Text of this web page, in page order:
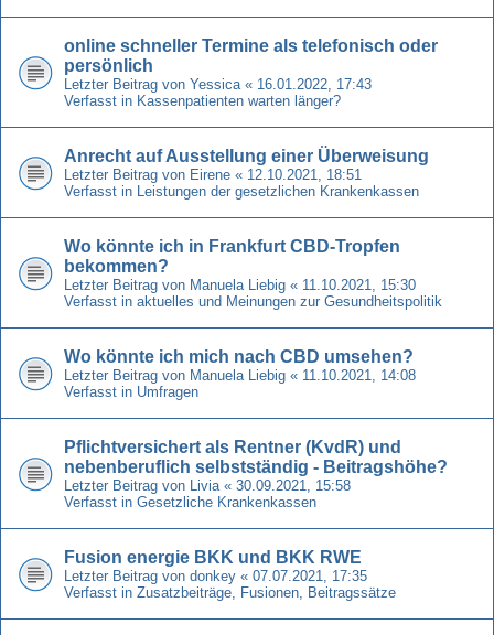
online schneller Termine als telefonisch oder
persönlich
Letzter Beitrag von Yessica « 16.01.2022, 17:43
Verfasst in Kassenpatienten warten länger?
Anrecht auf Ausstellung einer Überweisung
Letzter Beitrag von Eirene « 12.10.2021, 18:51
Verfasst in Leistungen der gesetzlichen Krankenkassen
Wo könnte ich in Frankfurt CBD-Tropfen
bekommen?
Letzter Beitrag von Manuela Liebig « 11.10.2021, 15:30
Verfasst in aktuelles und Meinungen zur Gesundheitspolitik
Wo könnte ich mich nach CBD umsehen?
Letzter Beitrag von Manuela Liebig « 11.10.2021, 14:08
Verfasst in Umfragen
Pflichtversichert als Rentner (KvdR) und
nebenberuflich selbstständig - Beitragshöhe?
Letzter Beitrag von Livia « 30.09.2021, 15:58
Verfasst in Gesetzliche Krankenkassen
Fusion energie BKK und BKK RWE
Letzter Beitrag von donkey « 07.07.2021, 17:35
Verfasst in Zusatzbeiträge, Fusionen, Beitragssätze